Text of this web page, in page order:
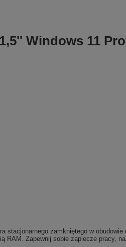
Windows 11
stacjonarnego zamkniętego w obudowie
RAM. Zapewnij sobie zaplecze pracy,